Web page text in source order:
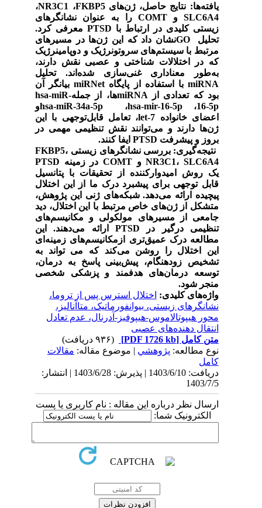
یافته‌ها:نتایج حاصل، ژن‌های FKBP5،NR3C1،
SLC6A4 و COMT
را به عنوان نشانگرهای
زیستی کلیدی در ارتباط با
PTSD معرفی کرد.
تحلیل GOنشان داد که این ژن‌ها در مسیرهای
مرتبط با سیستم‌های سروتونرژیک و دوپامینرژیک
که در اختلالات شناختی و عصبی نقش دارند،
به‌طور معناداری غنی‌سازی شده‌اند. تحلیل
miRNA با استفاده از پایگاه miRNet بیانگر آن
بود که تعدادی از
miRNAها، از جملهhsa-miR-
16-5p، hsa-mir-16-5p، hsa-miR-34a-5pو
اعضای خانواده let-7، تعامل قابل‌توجهی با این
ژن‌ها دارند و می‌توانند نقش تنظیمی مهمی در
بروز و پیشرفت PTSD ایفا کنند.
نتیجه‌گیری:
بررسی نشانگرهای زیستی FKBP5،
NR3C1، SLC6A4 و COMT در زمینه PTSD
یک روش امیدوارکننده از تحقیقات با پتانسیل
قابل توجهی برای پیشبرد درک ما از این اختلال
پیچیده ارائه می‌دهد. شبکه‌های ژنی این پژوهش،
متشکل از ژن‌های خاص مرتبط با این اختلال، دید
جامعی از مسیرهای مولکولی و مکانیسم‌های
تنظیمی درگیر در PTSD ارائه می‌دهند. این
مطالعه درک عمیق‌تری ازمکانیسم‌های زمینه‌ای
این اختلال را روشن می‌کند که می تواند به
تشخیص زودهنگام، پیش‌بینی پاسخ به درمان،
توسعه درمان‌های هدفمند و پزشکی شخصی
منجر شود.
واژه‌های کلیدی:اختلال استرس پس از تروما،
نشانگرهای زیستی، بیوانفورماتیک، متاآنالیز،
محور هیپوتالاموس-هیپوفیز-آدرنال، عدم تعادل
انتقال دهنده‌های عصبی
متن کامل[PDF 1726 kb]
نوع مطالعه:پژوهشي| موضوع مقاله:مقالات
کامل
دریافت: 1403/6/10 | پذیرش: 1403/6/28 | انتشار:
1403/7/5
ارسال نظر درباره این مقاله : نام کاربری یا پست
الکترونیک شما: